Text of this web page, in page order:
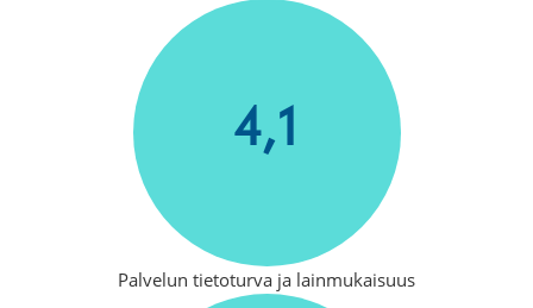
4,1
Palvelun tietoturva ja lainmukaisuus